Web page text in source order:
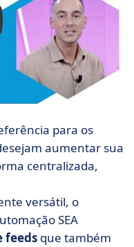
para os
aumentar sua
centralizada,
versátil, o
SEA
feeds que também